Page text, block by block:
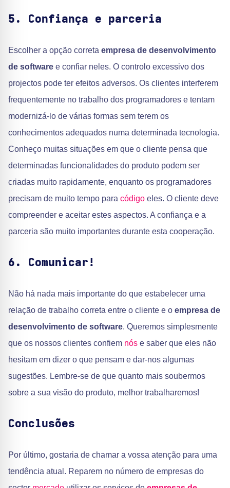
5. Confiança e parceria
Escolher a opção correta empresa de desenvolvimento
de software e confiar neles. O controlo excessivo dos
projectos pode ter efeitos adversos. Os clientes interferem
frequentemente no trabalho dos programadores e tentam
modernizá-lo de várias formas sem terem os
conhecimentos adequados numa determinada tecnologia.
Conheço muitas situações em que o cliente pensa que
determinadas funcionalidades do produto podem ser
criadas muito rapidamente, enquanto os programadores
precisam de muito tempo para código eles. O cliente deve
compreender e aceitar estes aspectos. A confiança e a
parceria são muito importantes durante esta cooperação.
6. Comunicar!
Não há nada mais importante do que estabelecer uma
relação de trabalho correta entre o cliente e o empresa de
desenvolvimento de software. Queremos simplesmente
que os nossos clientes confiem nós e saber que eles não
hesitam em dizer o que pensam e dar-nos algumas
sugestões. Lembre-se de que quanto mais soubermos
sobre a sua visão do produto, melhor trabalharemos!
Conclusões
Por último, gostaria de chamar a vossa atenção para uma
tendência atual. Reparem no número de empresas do